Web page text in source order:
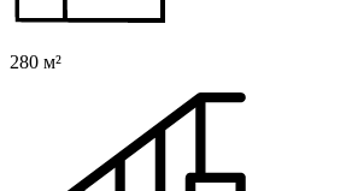
280 м²